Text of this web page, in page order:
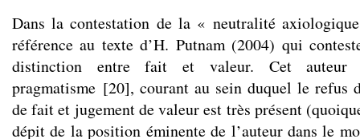
Dans la contestation de la « neutralité
référence au texte d’H. Putnam (2004) qui
distinction entre fait et valeur. Cet
pragmatisme [20], courant au sein duquel le refus
de fait et jugement de valeur est très présent
dépit de la position éminente de l’auteur dans le